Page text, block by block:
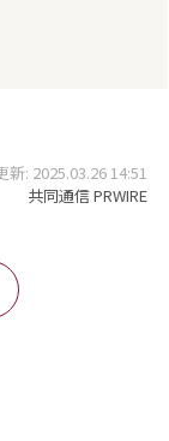
新: 2025.03.26 14:51
共同通信 PRWIRE